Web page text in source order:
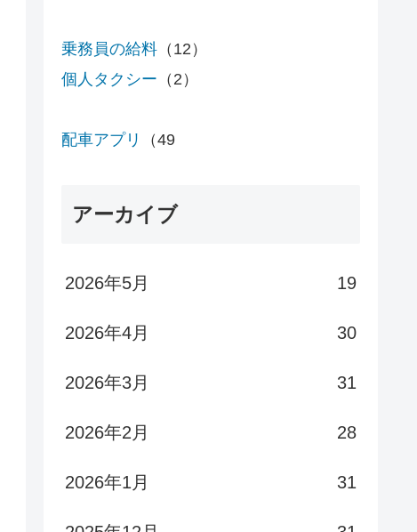
乗務員の給料 （12）
個人タクシー （2）
配車アプリ （49
アーカイブ
2026年5月 19
2026年4月 30
2026年3月 31
2026年2月 28
2026年1月 31